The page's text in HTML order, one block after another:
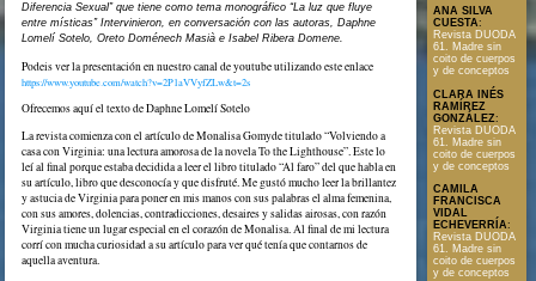
Diferencia Sexual” que tiene como tema monográfico “La luz que fluye
entre místicas” Intervinieron, en conversación con las autoras, Daphne
Lomelí Sotelo, Oreto Doménech Masià e Isabel Ribera Domene.
Podeis ver la presentación en nuestro canal de youtube utilizando este enlace
https://www.youtube.com/watch?v=2P1aVVyfZLw&t=2s
Ofrecemos aquí el texto de Daphne Lomelí Sotelo
La revista comienza con el artículo de Monalisa Gomyde titulado “Volviendo a
casa con Virginia: una lectura amorosa de la novela To the Lighthouse”. Este lo
leí al final porque estaba decidida a leer el libro titulado “Al faro” del que habla en
su artículo, libro que desconocía y que disfruté. Me gustó mucho leer la brillantez
y astucia de Virginia para poner en mis manos con sus palabras el alma femenina,
con sus amores, dolencias, contradicciones, desaires y salidas airosas, con razón
Virginia tiene un lugar especial en el corazón de Monalisa. Al final de mi lectura
corrí con mucha curiosidad a su artículo para ver qué tenía que contarnos de
aquella aventura.
ANA SILVA
CUESTA:
Revista DUODA
61. Madre sin
coito de cuerpos
y de conceptos
CLARA INÉS
RAMÍREZ
GONZÁLEZ:
Revista DUODA
61. Madre sin
coito de cuerpos
y de conceptos
CAMILA
FRANCISCA
VIDAL
ECHEVERRÍA:
Revista DUODA
61. Madre sin
coito de cuerpos
y de conceptos